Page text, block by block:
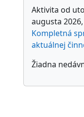
Aktivita od
augusta
Kompletná
aktuálnej
Žiadna